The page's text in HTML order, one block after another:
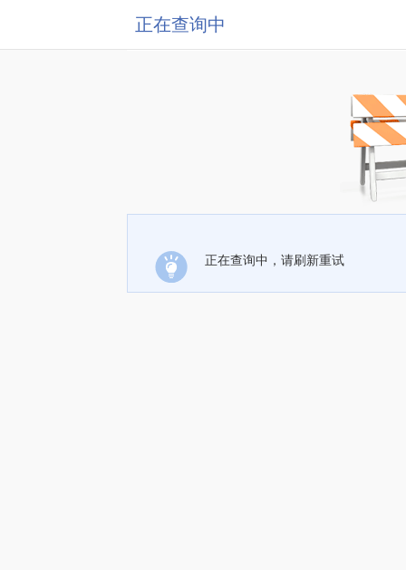
正在查询中
正在查询中，请刷新重试